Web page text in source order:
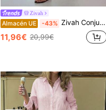
Zivah
Almacén UE -43% Zivah Conjunto de top con cuello redondo y bajo asimétrico con parches de encaje, y pantalones anchos y sueltos de pierna ancha para mujer
11,96€ 20,99€